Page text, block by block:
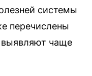
системы
перечислены
выявляют чаще